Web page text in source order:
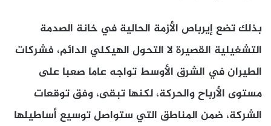
بذلك تضع إيرباص الأزمة الحالية في خانة الصدمة
التشغيلية القصيرة لا التحول الهيكلي الدائم، فشركات
الطيران في الشرق الأوسط تواجه عاما صعبا على
مستوى الأرباح والحركة، لكنها تبقى، وفق توقعات
الشركة، ضمن المناطق التي ستواصل توسيع أساطيلها